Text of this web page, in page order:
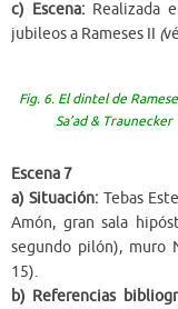
c) Escena: Realizada
jubileos a Rameses II (
Fig. 6. El dintel de
Sa’ad &
Escena 7
a) Situación: Tebas
Amón, gran sala
segundo pilón), muro
15).
b) Referencias